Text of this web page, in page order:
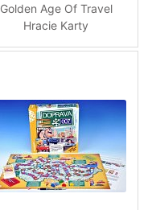
Golden Age Of Travel
Hracie Karty